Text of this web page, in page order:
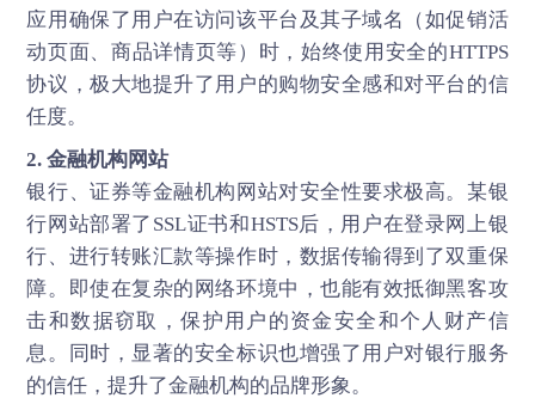
应用确保了用户在访问该平台及其子域名（如促销活
动页面、商品详情页等）时，始终使用安全的HTTPS
协议，极大地提升了用户的购物安全感和对平台的信
任度。
2. 金融机构网站
银行、证券等金融机构网站对安全性要求极高。某银
行网站部署了SSL证书和HSTS后，用户在登录网上银
行、进行转账汇款等操作时，数据传输得到了双重保
障。即使在复杂的网络环境中，也能有效抵御黑客攻
击和数据窃取，保护用户的资金安全和个人财产信
息。同时，显著的安全标识也增强了用户对银行服务
的信任，提升了金融机构的品牌形象。